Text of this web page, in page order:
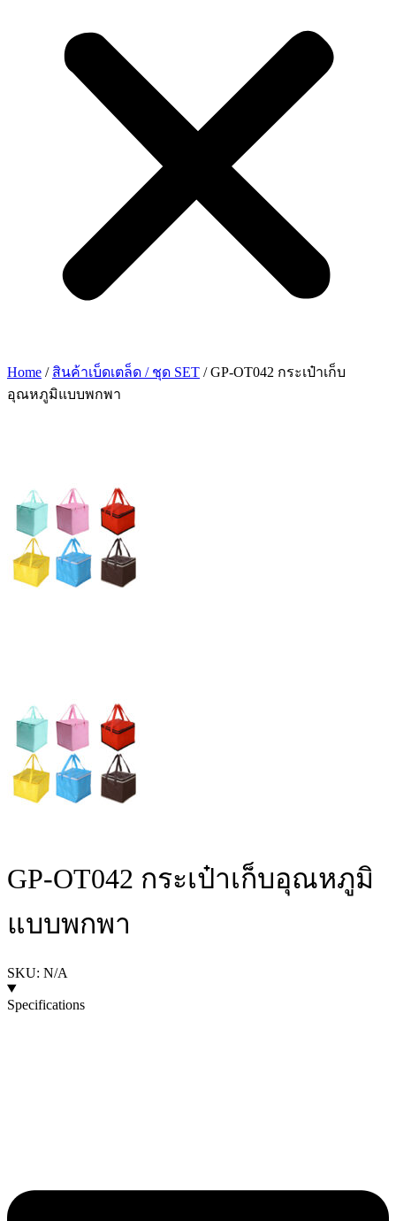
Home / สินค้าเบ็ดเตล็ด / ชุด SET / GP-OT042 กระเป๋าเก็บ
อุณหภูมิแบบพกพา
GP-OT042 กระเป๋าเก็บอุณหภูมิ
แบบพกพา
SKU: N/A
Specifications